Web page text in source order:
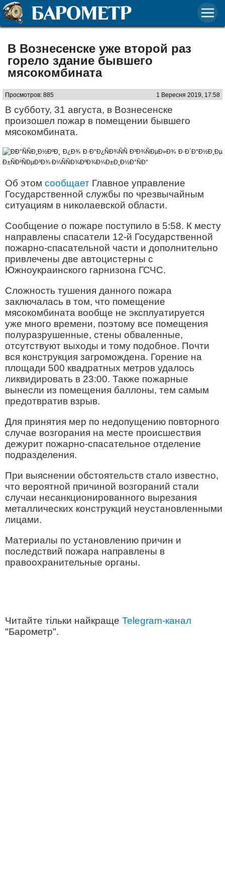
В Вознесенске уже второй раз
горело здание бывшего
мясокомбината
Просмотров: 885 1 Вересня 2019, 17:58
В субботу, 31 августа, в Вознесенске
произошел пожар в помещении бывшего
мясокомбината.
Об этом сообщает Главное управление
Государственной службы по чрезвычайным
ситуациям в николаевской области.
Сообщение о пожаре поступило в 5:58. К месту
направлены спасатели 12-й Государственной
пожарно-спасательной части и дополнительно
привлечены две автоцистерны с
Южноукраинского гарнизона ГСЧС.
Сложность тушения данного пожара
заключалась в том, что помещение
мясокомбината вообще не эксплуатируется
уже много времени, поэтому все помещения
полуразрушенные, стены обваленные,
отсутствуют выходы и тому подобное. Почти
вся конструкция загромождена. Горение на
площади 500 квадратных метров удалось
ликвидировать в 23:00. Также пожарные
вынесли из помещения баллоны, тем самым
предотвратив взрыв.
Для принятия мер по недопущению повторного
случае возгорания на месте происшествия
дежурит пожарно-спасательное отделение
подразделения.
При выяснении обстоятельств стало известно,
что вероятной причиной возгораний стали
случаи несанкционированного вырезания
металлических конструкций неустановленными
лицами.
Материалы по установлению причин и
последствий пожара направлены в
правоохранительные органы.
Читайте тільки найкраще Telegram-канал
"Барометр".